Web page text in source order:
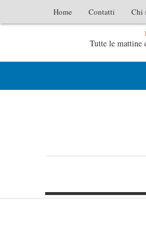
Home Contatti Chi
Tutte le mattine
L’idraulico non